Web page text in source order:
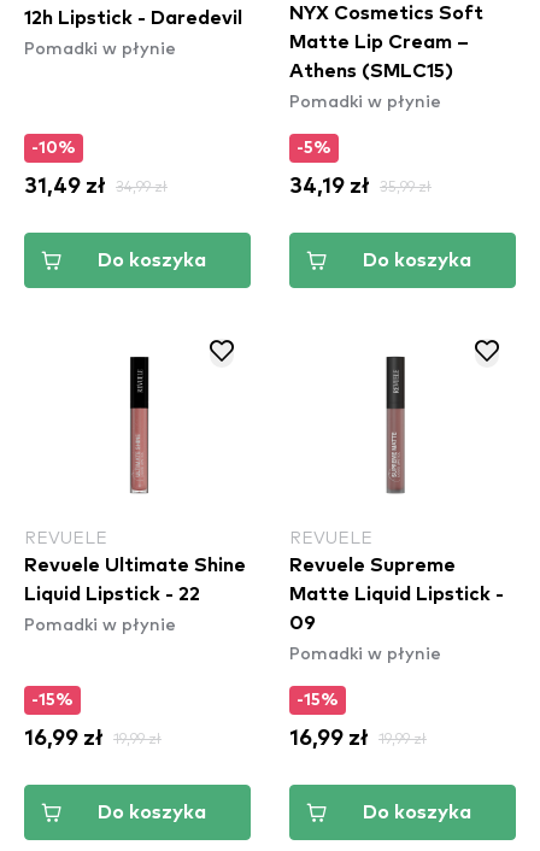
12h Lipstick - Daredevil
Pomadki w płynie
-10%
31,49 zł 34,99 zł
Do koszyka
NYX Cosmetics Soft
Matte Lip Cream –
Athens (SMLC15)
Pomadki w płynie
-5%
34,19 zł 35,99 zł
Do koszyka
REVUELE
Revuele Ultimate Shine
Liquid Lipstick - 22
Pomadki w płynie
-15%
16,99 zł 19,99 zł
Do koszyka
REVUELE
Revuele Supreme
Matte Liquid Lipstick -
09
Pomadki w płynie
-15%
16,99 zł 19,99 zł
Do koszyka